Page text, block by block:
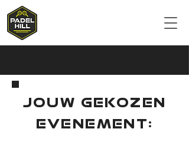
JOUW GEKOZEN
EVENEMENT: